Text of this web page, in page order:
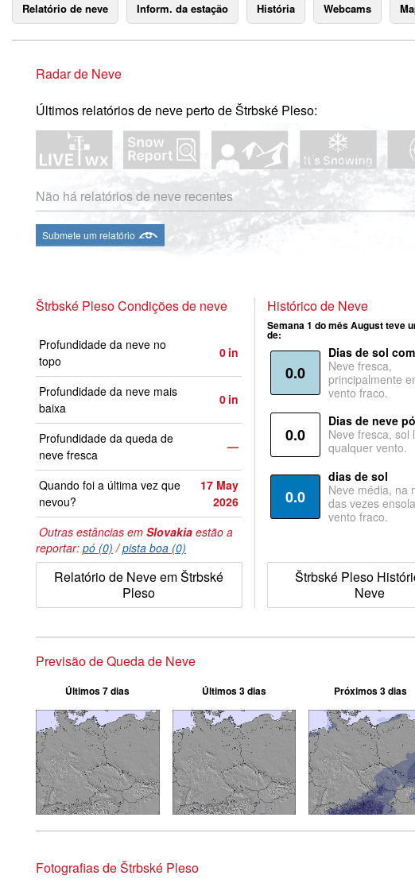
Relatório de neve Inform. da estação História Webcams
Radar de Neve
Últimos relatórios de neve perto de Štrbské Pleso:
Não há relatórios de neve recentes
Submete um relatório
Štrbské Pleso Condições de neve
Profundidade da neve no
topo
0 in
Profundidade da neve mais
baixa
0 in
Profundidade da queda de
neve fresca
—
Quando foi a última vez que
nevou?
17 May
2026
Outras estâncias em Slovakia estão a
reportar: pó (0) /pista boa (0)
Relatório de Neve em Štrbské
Pleso
Histórico de Neve
Semana 1 do mês August teve
de:
0.0
Dias de sol
Neve fresca,
principalmente
vento fraco.
0.0
Dias de neve pó
Neve fresca, sol
qualquer vento.
0.0
dias de sol
Neve média, na
das vezes
vento fraco.
Štrbské Pleso
Neve
Previsão de Queda de Neve
Últimos 7 dias Últimos 3 dias Próximos 3 dias
Fotografias de Štrbské Pleso